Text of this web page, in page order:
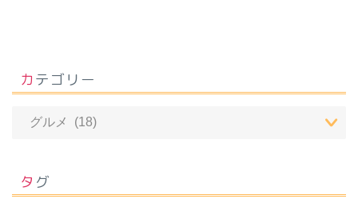
カテゴリー
タグ
結婚